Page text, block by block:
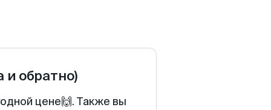
и обратно)
цене🙌. Также вы